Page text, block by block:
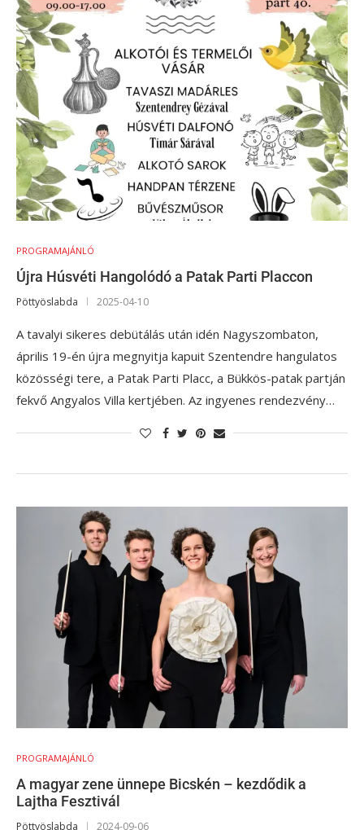
PROGRAMAJÁNLÓ
Újra Húsvéti Hangolódó a Patak Parti Placcon
Pöttyöslabda 2025-04-10
A tavalyi sikeres debütálás után idén Nagyszombaton,
április 19-én újra megnyitja kapuit Szentendre hangulatos
közösségi tere, a Patak Parti Placc, a Bükkös-patak partján
fekvő Angyalos Villa kertjében. Az ingyenes rendezvény…
PROGRAMAJÁNLÓ
A magyar zene ünnepe Bicskén – kezdődik a
Lajtha Fesztivál
Pöttyöslabda 2024-09-06